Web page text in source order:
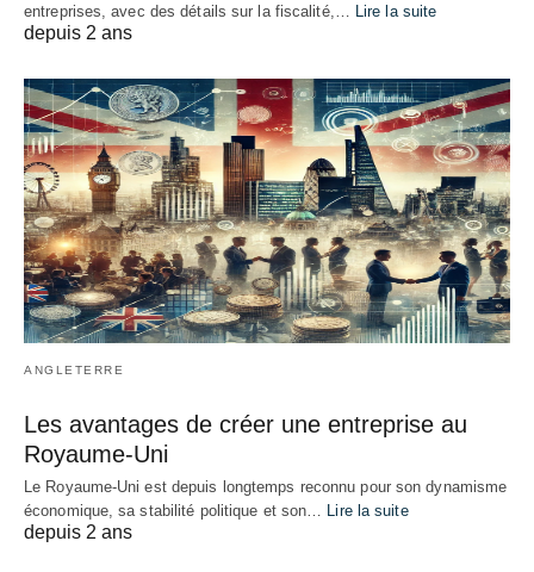
entreprises, avec des détails sur la fiscalité,… Lire la suite
depuis 2 ans
ANGLETERRE
Les avantages de créer une entreprise au
Royaume-Uni
Le Royaume-Uni est depuis longtemps reconnu pour son dynamisme
économique, sa stabilité politique et son… Lire la suite
depuis 2 ans